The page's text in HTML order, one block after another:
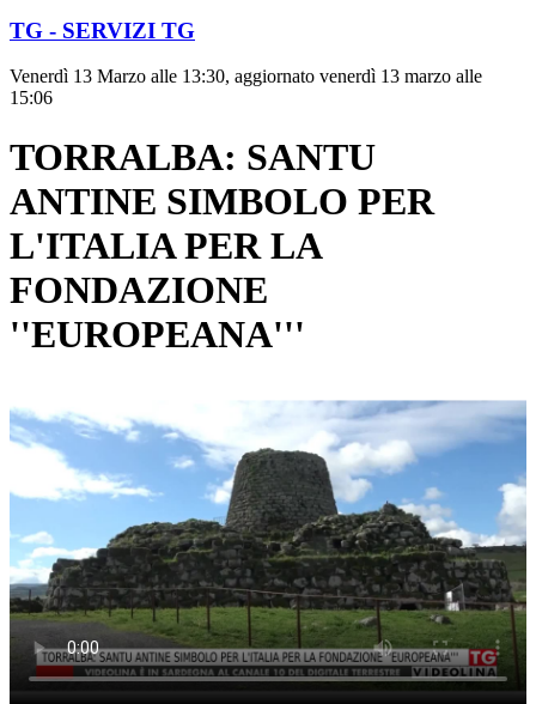
TG - SERVIZI TG
Venerdì 13 Marzo alle 13:30, aggiornato venerdì 13 marzo alle
15:06
TORRALBA: SANTU
ANTINE SIMBOLO PER
L'ITALIA PER LA
FONDAZIONE
''EUROPEANA'''